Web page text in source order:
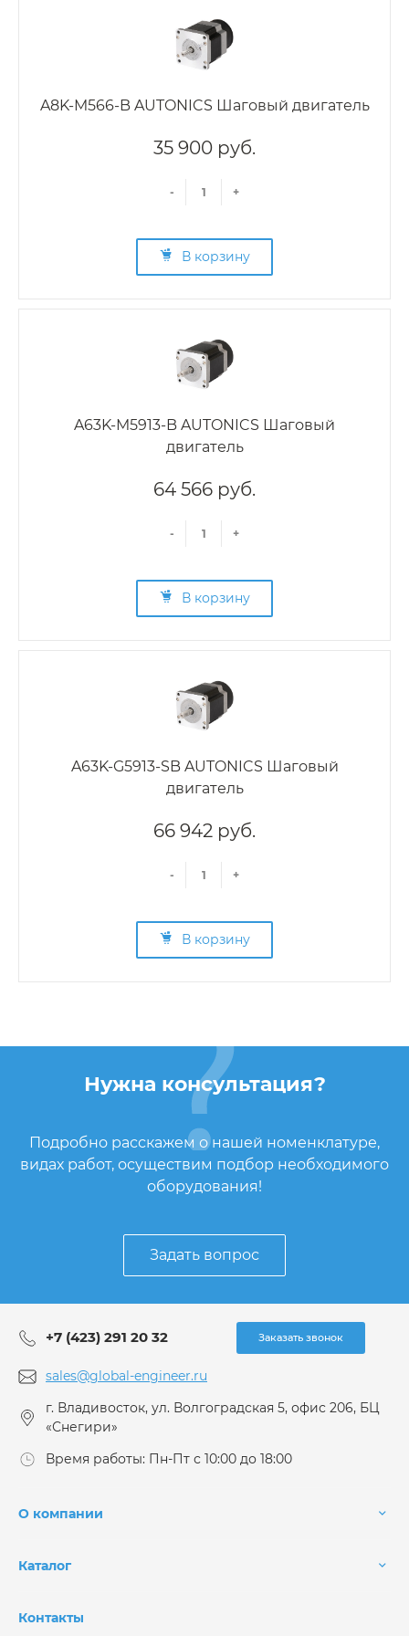
A8K-M566-B AUTONICS Шаговый двигатель
35 900 руб.
- +
В корзину
A63K-M5913-B AUTONICS Шаговый
двигатель
64 566 руб.
- +
В корзину
A63K-G5913-SB AUTONICS Шаговый
двигатель
66 942 руб.
- +
В корзину
Нужна консультация?
Подробно расскажем о нашей номенклатуре,
видах работ, осуществим подбор необходимого
оборудования!
Задать вопрос
+7 (423) 291 20 32 Заказать звонок
sales@global-engineer.ru
г. Владивосток, ул. Волгоградская 5, офис 206, БЦ
«Снегири»
Время работы: Пн-Пт с 10:00 до 18:00
О компании
Каталог
Контакты